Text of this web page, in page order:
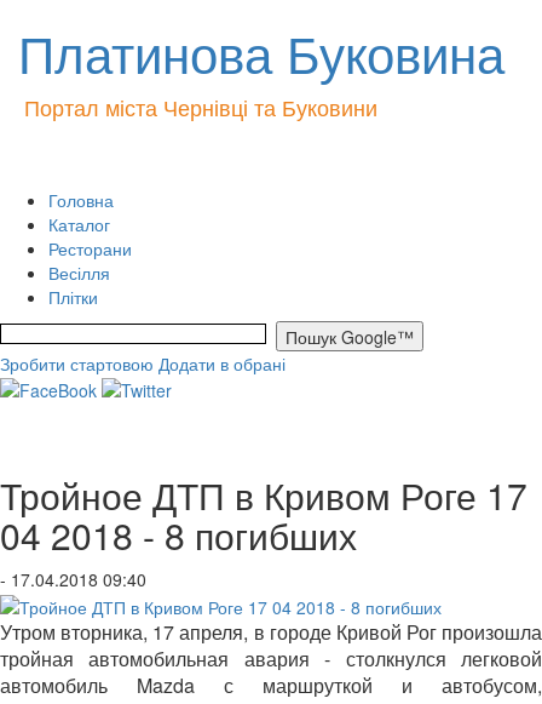
Платинова Буковина
Портал міста Чернівці та Буковини
Головна
Каталог
Ресторани
Весілля
Плітки
Зробити стартовою Додати в обрані
Тройное ДТП в Кривом Роге 17
04 2018 - 8 погибших
- 17.04.2018 09:40
Утром вторника, 17 апреля, в городе Кривой Рог произошла
тройная автомобильная авария - столкнулся легковой
автомобиль Mazda с маршруткой и автобусом,